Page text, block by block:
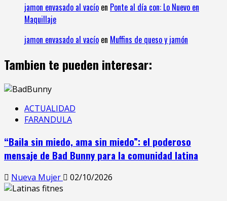
jamon envasado al vacío en Ponte al día con: Lo Nuevo en
Maquillaje
jamon envasado al vacío en Muffins de queso y jamón
Tambien te pueden interesar:
ACTUALIDAD
FARANDULA
“Baila sin miedo, ama sin miedo”: el poderoso
mensaje de Bad Bunny para la comunidad latina
Nueva Mujer 02/10/2026